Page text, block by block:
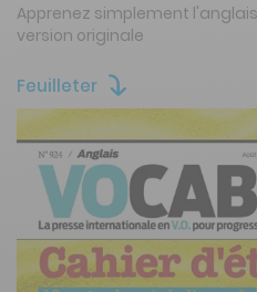
Feuilleter
Apprenez simplement
version originale